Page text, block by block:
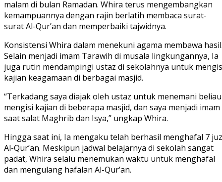
malam di bulan Ramadan. Whira terus mengembangkan
kemampuannya dengan rajin berlatih membaca surat-
surat Al-Qur’an dan memperbaiki tajwidnya.
Konsistensi Whira dalam menekuni agama membawa
Selain menjadi imam Tarawih di musala lingkungannya, Ia
juga rutin mendampingi ustaz di sekolahnya untuk
kajian keagamaan di berbagai masjid.
“Terkadang saya diajak oleh ustaz untuk menemani beliau
mengisi kajian di beberapa masjid, dan saya menjadi imam
saat salat Maghrib dan Isya,” ungkap Whira.
Hingga saat ini, Ia mengaku telah berhasil menghafal 7 juz
Al-Qur’an. Meskipun jadwal belajarnya di sekolah sangat
padat, Whira selalu menemukan waktu untuk menghafal
dan mengulang hafalan Al-Qur’an.